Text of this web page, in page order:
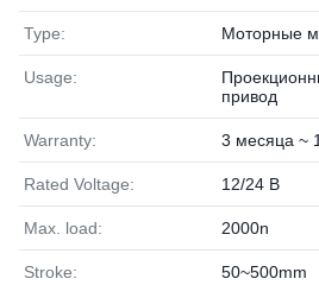
Type: Моторные
Usage:
привод
Warranty: 3 месяца ~
Rated Voltage: 12/24 В
Max. load: 2000n
Stroke: 50~500mm